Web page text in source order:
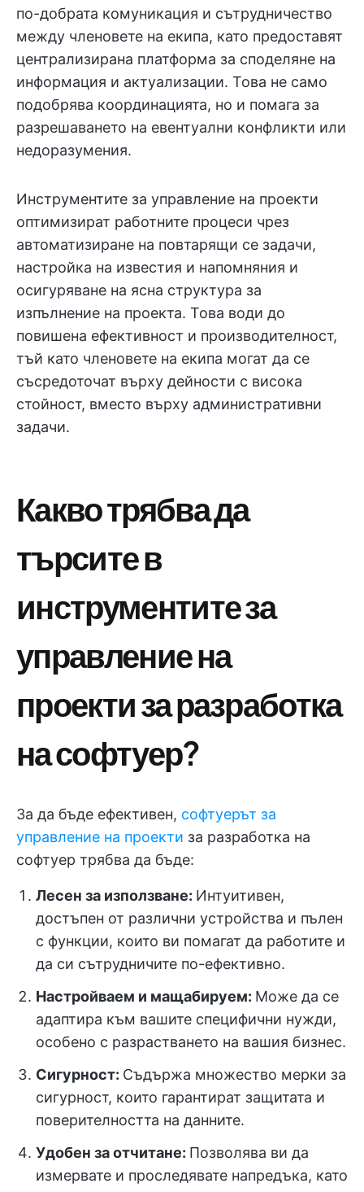
по-добрата комуникация и сътрудничество
между членовете на екипа, като предоставят
централизирана платформа за споделяне на
информация и актуализации. Това не само
подобрява координацията, но и помага за
разрешаването на евентуални конфликти или
недоразумения.
Инструментите за управление на проекти
оптимизират работните процеси чрез
автоматизиране на повтарящи се задачи,
настройка на известия и напомняния и
осигуряване на ясна структура за
изпълнение на проекта. Това води до
повишена ефективност и производителност,
тъй като членовете на екипа могат да се
съсредоточат върху дейности с висока
стойност, вместо върху административни
задачи.
Какво трябва да
търсите в
инструментите за
управление на
проекти за разработка
на софтуер?
За да бъде ефективен, софтуерът за
управление на проекти за разработка на
софтуер трябва да бъде:
Лесен за използване: Интуитивен,
достъпен от различни устройства и пълен
с функции, които ви помагат да работите и
да си сътрудничите по-ефективно.
Настройваем и мащабируем: Може да се
адаптира към вашите специфични нужди,
особено с разрастването на вашия бизнес.
Сигурност: Съдържа множество мерки за
сигурност, които гарантират защитата и
поверителността на данните.
Удобен за отчитане: Позволява ви да
измервате и проследявате напредъка, като